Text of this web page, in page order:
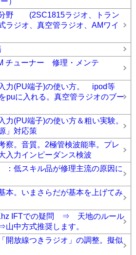
分野 (2SC1815ラジオ、トラン
ラジオ、真空管ラジオ、AMワイ
チューナー 修理・メンテ
力(PU端子)の使い方。 ipod等
puに入れる。真空管ラジオのブー
力(PU端子)の使い方＆粗い実験。
」対応策
察。音質。2極管検波能率。プレ
入力インピーダンス検波
低スキル品が修理主流の原因に
本。いまさらだが基本を上げてみ
IFTでの疑問 ⇒ 天地のルール
中方式推奨します。
開放線つきラジオ」の調整。擬似